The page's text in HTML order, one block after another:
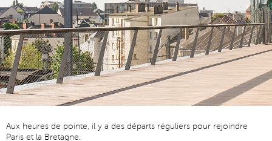
Aux heures de pointe, il y a des départs réguliers pour rejoindre
Paris et la Bretagne.